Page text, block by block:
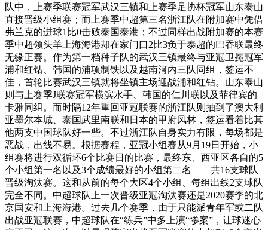
队中，上赛季联赛冠军武汉三镇和上赛季足协杯冠军山东泰山
直接晋级小组赛；而上赛季中超第三名浙江队在附加赛中凭借
弗兰克的进球1比0击败泰国泰港；不过同样出战附加赛的本赛
季中超领头羊上海海港却在家门口2比3负于泰超的巴吞联最终
无缘正赛。作为第一档种子队的武汉三镇最终与亚冠卫冕冠军
浦和红钻、韩国的浦项制铁以及越南河内三队同组，签运不
佳，首轮比赛武汉三镇就将坐镇主场迎战浦和红钻。山东泰山
则与上赛季J联赛冠军横滨水手、韩国的仁川联以及菲律宾的
卡雅同组。而时隔12年重回亚冠联赛的浙江队则抽到了澳大利
亚墨尔本城、泰国武里南联和日本的甲府风林，签运看着比其
他两支中国球队好一些。不过浙江队自身实力有限，每场都是
恶战，出线不易。根据赛程，亚冠小组赛从9月19日开始，小
组赛将进行双循环6个比赛日的比赛，最终东、西亚区各自的5
个小组第一名以及3个成绩最好的小组第二名——共16支球队
晋级淘汰赛。这和从前的每个大区4个小组、每组出线2支球队
完全不同。中超球队上一次晋级亚冠淘汰赛还是2020赛季的北
京国安和上海海港。过去几个赛季，由于只能派青年军或二队
出战亚冠联赛，中超球队在“练兵”中多上演“惨案”，让球迷心